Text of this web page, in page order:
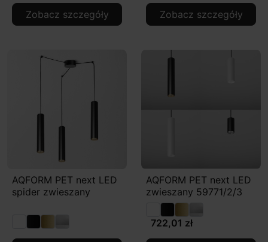
Zobacz szczegóły Zobacz szczegóły
AQFORM PET next LED
spider zwieszany
AQFORM PET next LED
zwieszany 59771/2/3
722,01 zł